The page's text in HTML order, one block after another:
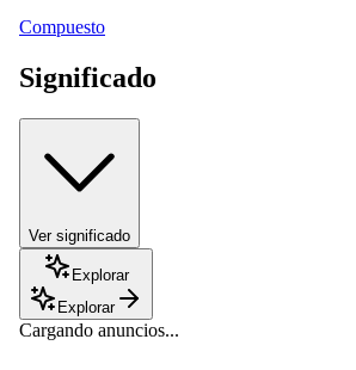
Compuesto
Significado
Ver significado
Explorar
Explorar
Cargando anuncios...